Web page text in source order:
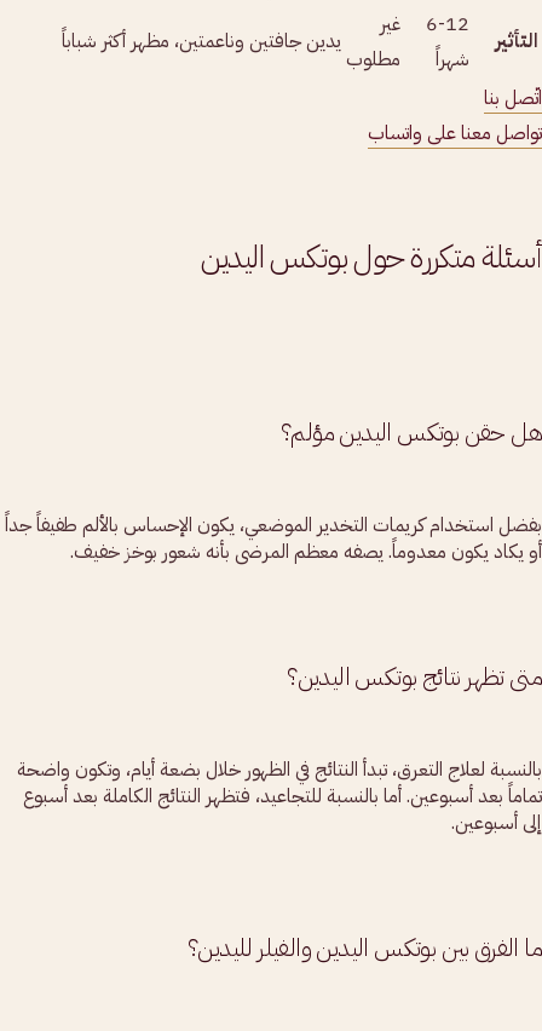
التأثير
6-12
شهراً
غير
مطلوب
يدين جافتين وناعمتين، مظهر أكثر شباباً
اتّصل بنا
تواصل معنا على واتساب
أسئلة متكررة حول بوتكس اليدين
هل حقن بوتكس اليدين مؤلم؟
بفضل استخدام كريمات التخدير الموضعي، يكون الإحساس بالألم طفيفاً جداً
أو يكاد يكون معدوماً. يصفه معظم المرضى بأنه شعور بوخز خفيف.
متى تظهر نتائج بوتكس اليدين؟
بالنسبة لعلاج التعرق، تبدأ النتائج في الظهور خلال بضعة أيام، وتكون واضحة
تماماً بعد أسبوعين. أما بالنسبة للتجاعيد، فتظهر النتائج الكاملة بعد أسبوع
إلى أسبوعين.
ما الفرق بين بوتكس اليدين والفيلر لليدين؟